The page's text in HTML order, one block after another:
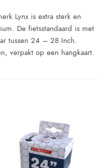
Lynx is extra sterk en
De fietsstandaard is met
tussen 24 – 28 Inch.
verpakt op een hangkaart.